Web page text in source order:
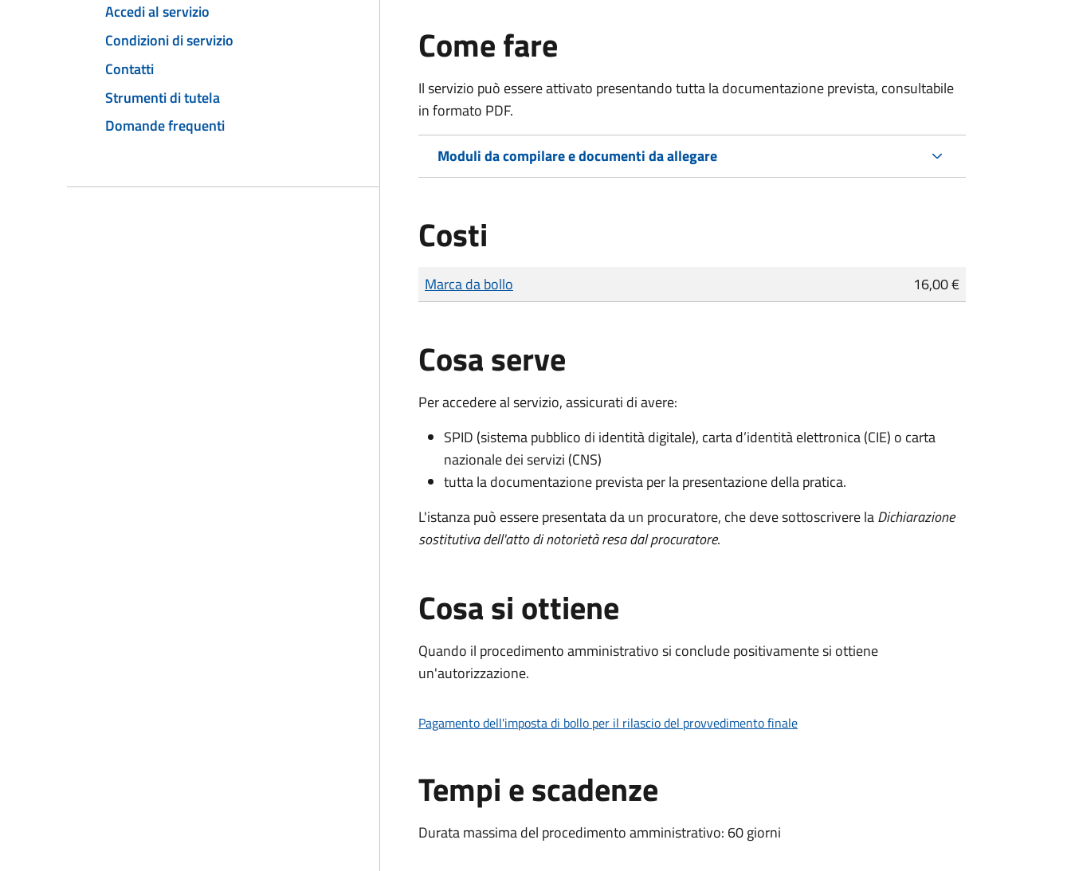
Accedi al servizio
Condizioni di servizio
Contatti
Strumenti di tutela
Domande frequenti
Come fare
Il servizio può essere attivato presentando tutta la documentazione prevista, consultabile
in formato PDF.
Moduli da compilare e documenti da allegare
Costi
Tipo di pagamento
Importo
Marca da bollo 16,00 €
Cosa serve
Per accedere al servizio, assicurati di avere:
SPID (sistema pubblico di identità digitale), carta d’identità elettronica (CIE) o carta
nazionale dei servizi (CNS)
tutta la documentazione prevista per la presentazione della pratica.
L'istanza può essere presentata da un procuratore, che deve sottoscrivere laDichiarazione
sostitutiva dell'atto di notorietà resa dal procuratore.
Cosa si ottiene
Quando il procedimento amministrativo si conclude positivamente si ottiene
un'autorizzazione.
Pagamento dell'imposta di bollo per il rilascio del provvedimento finale
Tempi e scadenze
Durata massima del procedimento amministrativo: 60 giorni